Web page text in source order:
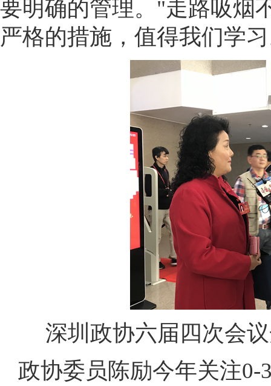
要明确的管理。"走路吸烟
严格的措施，值得我们学
深圳政协六届四次会
政协委员陈励今年关注